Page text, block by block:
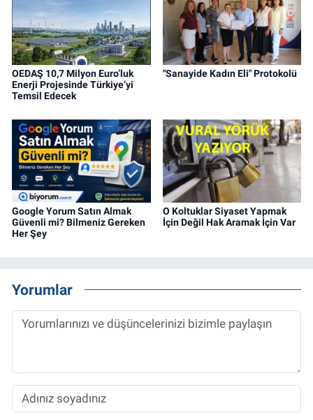
OEDAŞ 10,7 Milyon Euro’luk
Enerji Projesinde Türkiye’yi
Temsil Edecek
"Sanayide Kadın Eli" Protokolü
Google Yorum Satın Almak
Güvenli mi? Bilmeniz Gereken
Her Şey
O Koltuklar Siyaset Yapmak
İçin Değil Hak Aramak İçin Var
Yorumlar